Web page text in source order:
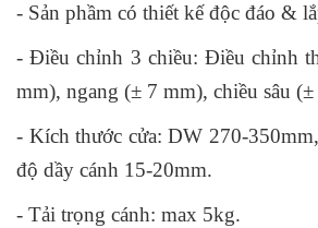
- Sản phầm có thiết kế độc đáo &
- Điều chỉnh 3 chiều: Điều chỉnh
mm), ngang (± 7 mm), chiều sâu
- Kích thước cửa: DW 270-
độ dầy cánh 15-20mm.
- Tải trọng cánh: max 5kg.